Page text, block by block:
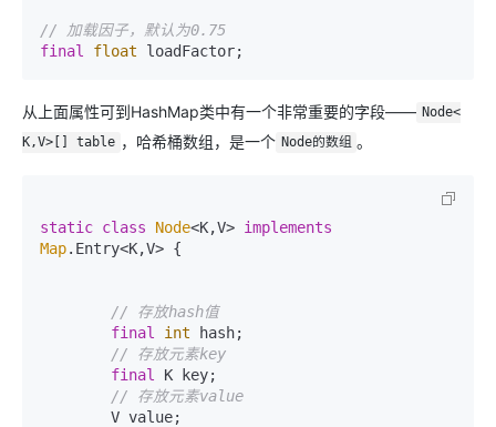
// 加载因子，默认为0.75
final
float
从上面属性可到HashMap类中有一个非常重要的字段—— Node<
K,V>[] table ，哈希桶数组，是一个 Node的数组 。
static class Node<K,V> implements
Map.Entry<K,V> {
// 存放hash值
final
int hash;
// 存放元素key
final
K key;
// 存放元素value